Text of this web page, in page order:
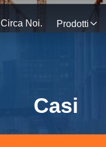
Circa Noi. Prodotti
Casi